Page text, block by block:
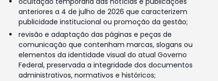
anteriores a 4 de julho de 2026 que caracterizem
publicidade institucional ou promoção da gestão;
revisão e adaptação das páginas e peças de
comunicação que contenham marcas, slogans ou
elementos da identidade visual do atual Governo
Federal, preservada a integridade dos documentos
administrativos, normativos e históricos;